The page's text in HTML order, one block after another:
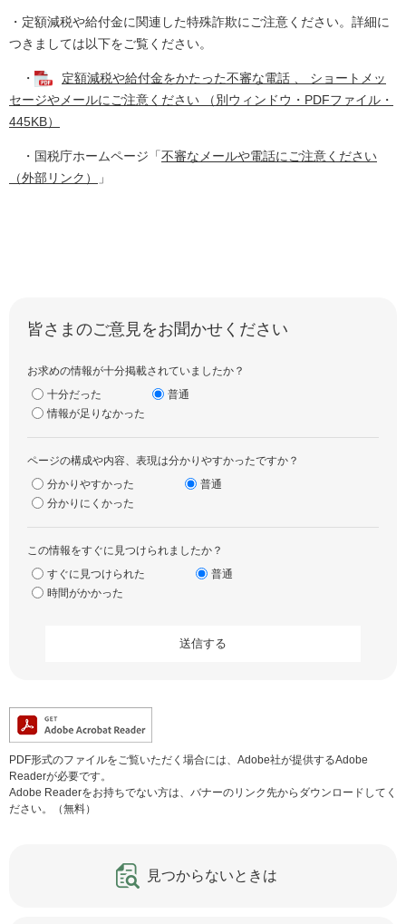
・定額減税や給付金に関連した特殊詐欺にご注意ください。詳細に
つきましては以下をご覧ください。
・
定額減税や給付金をかたった不審な電話 、 ショートメッ
セージやメールにご注意ください （別ウィンドウ・PDFファイル・
445KB）
・国税庁ホームページ「不審なメールや電話にご注意ください
（外部リンク）
」
皆さまのご意見をお聞かせください
お求めの情報が十分掲載されていましたか？
十分だった
普通
情報が足りなかった
ページの構成や内容、表現は分かりやすかったですか？
分かりやすかった
普通
分かりにくかった
この情報をすぐに見つけられましたか？
すぐに見つけられた
普通
時間がかかった
PDF形式のファイルをご覧いただく場合には、Adobe社が提供するAdobe
Readerが必要です。
Adobe Readerをお持ちでない方は、バナーのリンク先からダウンロードしてく
ださい。（無料）
見つからないときは